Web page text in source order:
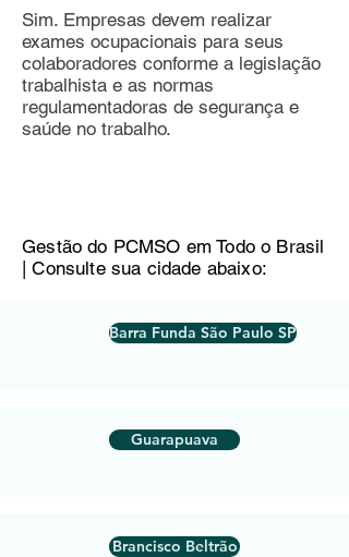
Sim. Empresas devem realizar
exames ocupacionais para seus
colaboradores conforme a legislação
trabalhista e as normas
regulamentadoras de segurança e
saúde no trabalho.
Gestão do PCMSO em Todo o Brasil
| Consulte sua cidade abaixo:
Barra Funda São Paulo SP
Guarapuava
Brancisco Beltrão